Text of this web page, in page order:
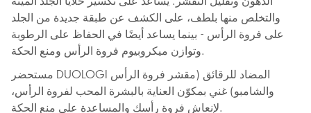
والتخلص منها بلطف، على الكشف عن طبقة جديدة من الجلد
على فروة الرأس - بينما يساعد أيضًا في الحفاظ على الرطوبة
وتوازن ميكروبيوم فروة الرأس ومنع الحكة.
مستحضر DUOLOGI المضاد للرقائق (مقشر فروة الرأس
والشامبو) غني بمكوّن العناية بالبشرة المحب لفروة الرأس،
لإنعاش فروة رأسك والمساعدة على منع الحكة.